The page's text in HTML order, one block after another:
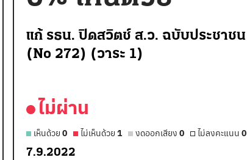
แก้ รธน. ปิดสวิตช์ ส.ว. ฉบับประชาชน
(No 272) (วาระ 1)
ไม่ผ่าน
เห็นด้วย 0 ไม่เห็นด้วย 1 งดออกเสียง 0 ไม่ลงคะแนน 0
7.9.2022